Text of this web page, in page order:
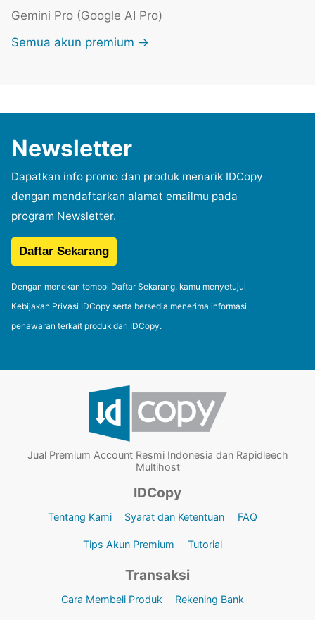
Gemini Pro (Google AI Pro)
Semua akun premium →
Newsletter
Dapatkan info promo dan produk menarik IDCopy
dengan mendaftarkan alamat emailmu pada
program Newsletter.
Dengan menekan tombol Daftar Sekarang, kamu menyetujui
Kebijakan Privasi IDCopy serta bersedia menerima informasi
penawaran terkait produk dari IDCopy.
Jual Premium Account Resmi Indonesia dan Rapidleech
Multihost
IDCopy
Tentang Kami Syarat dan Ketentuan FAQ
Tips Akun Premium Tutorial
Transaksi
Cara Membeli Produk Rekening Bank